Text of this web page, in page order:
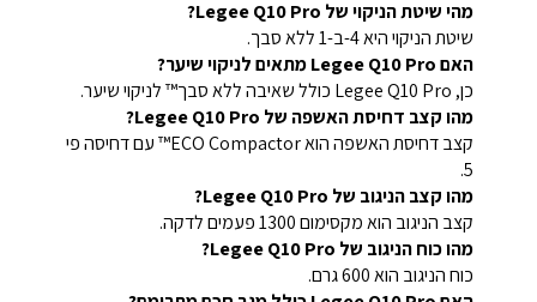
מהי שיטת הניקוי של Legee Q10 Pro?
שיטת הניקוי היא 4-ב-1 ללא סבך.
האם Legee Q10 Pro מתאים לניקוי שיער?
כן, Legee Q10 Pro כולל שאיבה ללא סבך™ לניקוי שיער.
מהו קצב דחיסת האשפה של Legee Q10 Pro?
קצב דחיסת האשפה הוא ECO Compactor™ עם דחיסה פי
5.
מהו קצב הניגוב של Legee Q10 Pro?
קצב הניגוב הוא מקסימום 1300 פעמים לדקה.
מהו כוח הניגוב של Legee Q10 Pro?
כוח הניגוב הוא 600 גרם.